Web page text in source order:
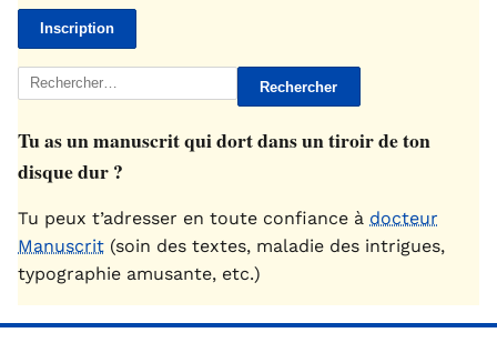
Rechercher :
Tu as un manuscrit qui dort dans un tiroir de ton
disque dur ?
Tu peux t’adresser en toute confiance à docteur
Manuscrit (soin des textes, maladie des intrigues,
typographie amusante, etc.)